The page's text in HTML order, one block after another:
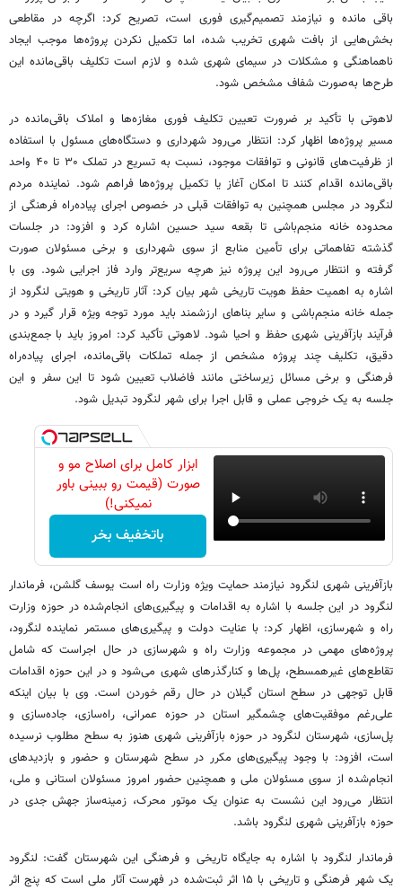
باقی مانده و نیازمند تصمیم‌گیری فوری است، تصریح کرد: اگرچه در مقاطعی
بخش‌هایی از بافت شهری تخریب شده، اما تکمیل نکردن پروژه‌ها موجب ایجاد
ناهماهنگی و مشکلات در سیمای شهری شده و لازم است تکلیف باقی‌مانده این
طرح‌ها به‌صورت شفاف مشخص شود.
لاهوتی با تأکید بر ضرورت تعیین تکلیف فوری مغازه‌ها و املاک باقی‌مانده در
مسیر پروژه‌ها اظهار کرد: انتظار می‌رود شهرداری و دستگاه‌های مسئول با استفاده
از ظرفیت‌های قانونی و توافقات موجود، نسبت به تسریع در تملک ۳۰ تا ۴۰ واحد
باقی‌مانده اقدام کنند تا امکان آغاز یا تکمیل پروژه‌ها فراهم شود. نماینده مردم
لنگرود در مجلس همچنین به توافقات قبلی در خصوص اجرای پیاده‌راه فرهنگی از
محدوده خانه منجم‌باشی تا بقعه سید حسین اشاره کرد و افزود: در جلسات
گذشته تفاهماتی برای تأمین منابع از سوی شهرداری و برخی مسئولان صورت
گرفته و انتظار می‌رود این پروژه نیز هرچه سریع‌تر وارد فاز اجرایی شود. وی با
اشاره به اهمیت حفظ هویت تاریخی شهر بیان کرد: آثار تاریخی و هویتی لنگرود از
جمله خانه منجم‌باشی و سایر بناهای ارزشمند باید مورد توجه ویژه قرار گیرد و در
فرآیند بازآفرینی شهری حفظ و احیا شود. لاهوتی تأکید کرد: امروز باید با جمع‌بندی
دقیق، تکلیف چند پروژه مشخص از جمله تملکات باقی‌مانده، اجرای پیاده‌راه
فرهنگی و برخی مسائل زیرساختی مانند فاضلاب تعیین شود تا این سفر و این
جلسه به یک خروجی عملی و قابل اجرا برای شهر لنگرود تبدیل شود.
ابزار کامل برای اصلاح مو و
صورت (قیمت رو ببینی باور
نمیکنی!)
باتخفیف بخر
بازآفرینی شهری لنگرود نیازمند حمایت ویژه وزارت راه است یوسف گلشن، فرماندار
لنگرود در این جلسه با اشاره به اقدامات و پیگیری‌های انجام‌شده در حوزه وزارت
راه و شهرسازی، اظهار کرد: با عنایت دولت و پیگیری‌های مستمر نماینده لنگرود،
پروژه‌های مهمی در مجموعه وزارت راه و شهرسازی در حال اجراست که شامل
تقاطع‌های غیرهمسطح، پل‌ها و کنارگذرهای شهری می‌شود و در این حوزه اقدامات
قابل توجهی در سطح استان گیلان در حال رقم خوردن است. وی با بیان اینکه
علی‌رغم موفقیت‌های چشمگیر استان در حوزه عمرانی، راه‌سازی، جاده‌سازی و
پل‌سازی، شهرستان لنگرود در حوزه بازآفرینی شهری هنوز به سطح مطلوب نرسیده
است، افزود: با وجود پیگیری‌های مکرر در سطح شهرستان و حضور و بازدیدهای
انجام‌شده از سوی مسئولان ملی و همچنین حضور امروز مسئولان استانی و ملی،
انتظار می‌رود این نشست به عنوان یک موتور محرک، زمینه‌ساز جهش جدی در
حوزه بازآفرینی شهری لنگرود باشد.
فرماندار لنگرود با اشاره به جایگاه تاریخی و فرهنگی این شهرستان گفت: لنگرود
یک شهر فرهنگی و تاریخی با ۱۵ اثر ثبت‌شده در فهرست آثار ملی است که پنج اثر